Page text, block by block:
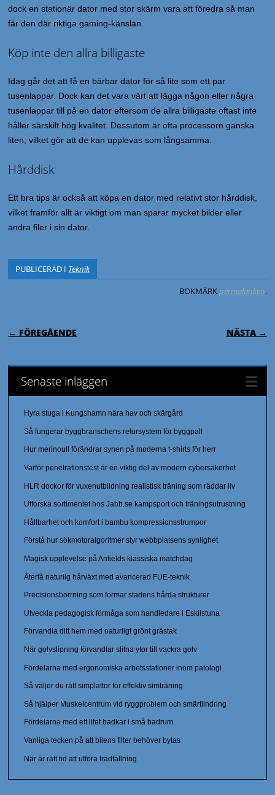
dock en stationär dator med stor skärm vara att föredra så man
får den där riktiga gaming-känslan.
Köp inte den allra billigaste
Idag går det att få en bärbar dator för så lite som ett par
tusenlappar. Dock kan det vara värt att lägga någon eller några
tusenlappar till på en dator eftersom de allra billigaste oftast inte
håller särskilt hög kvalitet. Dessutom är ofta processorn ganska
liten, vilket gör att de kan upplevas som långsamma.
Hårddisk
Ett bra tips är också att köpa en dator med relativt stor hårddisk,
vilket framför allt är viktigt om man sparar mycket bilder eller
andra filer i sin dator.
PUBLICERAD I Teknik
BOKMÄRKpermalänken.
INLÄGGSNAVIGERING
← FÖREGÅENDE NÄSTA →
Senaste inläggen
Hyra stuga i Kungshamn nära hav och skärgård
Så fungerar byggbranschens retursystem för byggpall
Hur merinoull förändrar synen på moderna t-shirts för herr
Varför penetrationstest är en viktig del av modern cybersäkerhet
HLR dockor för vuxenutbildning realistisk träning som räddar liv
Utforska sortimentet hos Jabb.se kampsport och träningsutrustning
Hållbarhet och komfort i bambu kompressionsstrumpor
Förstå hur sökmotoralgoritmer styr webbplatsens synlighet
Magisk upplevelse på Anfields klassiska matchdag
Återfå naturlig hårväxt med avancerad FUE-teknik
Precisionsborrning som formar stadens hårda strukturer
Utveckla pedagogisk förmåga som handledare i Eskilstuna
Förvandla ditt hem med naturligt grönt grästak
När golvslipning förvandlar slitna ytor till vackra golv
Fördelarna med ergonomiska arbetsstationer inom patologi
Så väljer du rätt simplattor för effektiv simträning
Så hjälper Muskelcentrum vid ryggproblem och smärtlindring
Fördelarna med ett litet badkar i små badrum
Vanliga tecken på att bilens filter behöver bytas
När är rätt tid att utföra trädfällning